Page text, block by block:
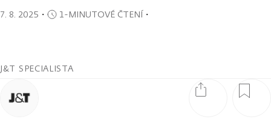
7. 8. 2025 ・ 1-MINUTOVÉ ČTENÍ・
J&T SPECIALISTA